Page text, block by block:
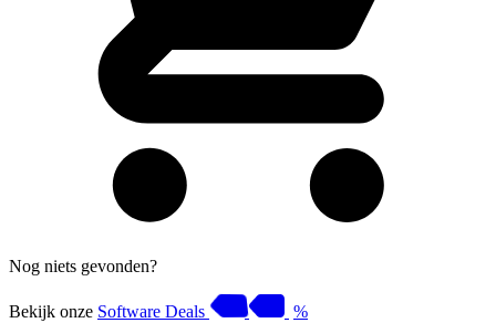
Nog niets gevonden?
Bekijk onze Software Deals %